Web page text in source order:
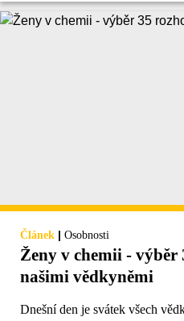
Článek | Osobnosti
Ženy v chemii - výběr
našimi vědkyněmi
Dnešní den je svátek všech